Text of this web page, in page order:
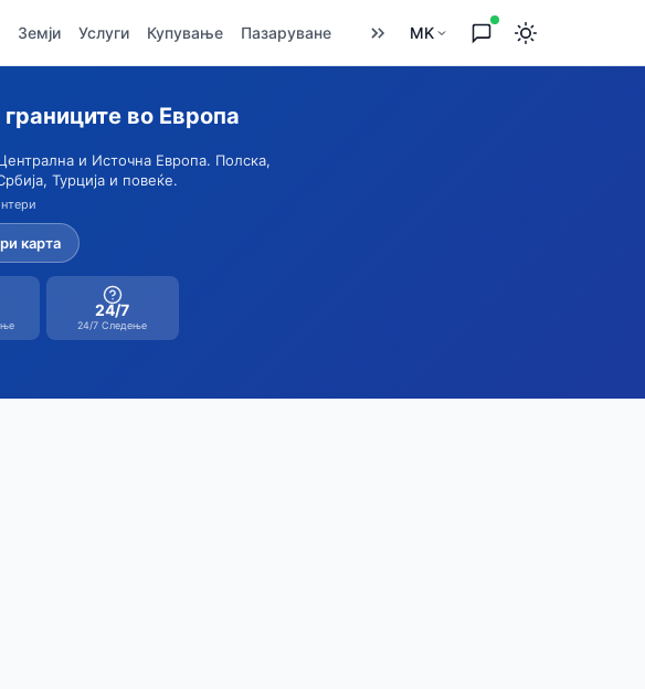
Земји Услуги Купување Пазаруване MK
во Европа
и Источна Европа. Полска,
Турција и повеќе.
карта
24/7
24/7 Следење